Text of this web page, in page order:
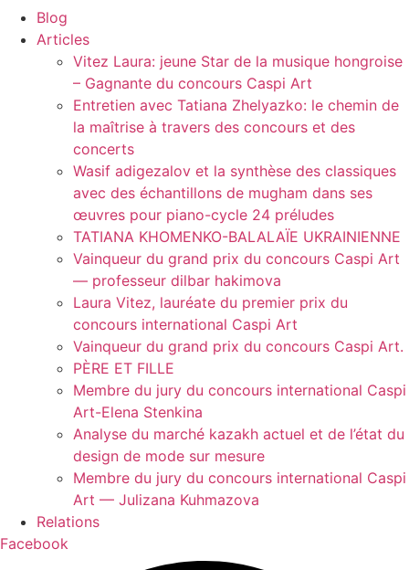
Blog
Articles
Vitez Laura: jeune Star de la musique hongroise
– Gagnante du concours Caspi Art
Entretien avec Tatiana Zhelyazko: le chemin de
la maîtrise à travers des concours et des
concerts
Wasif adigezalov et la synthèse des classiques
avec des échantillons de mugham dans ses
œuvres pour piano-cycle 24 préludes
TATIANA KHOMENKO-BALALAÏE UKRAINIENNE
Vainqueur du grand prix du concours Caspi Art
— professeur dilbar hakimova
Laura Vitez, lauréate du premier prix du
concours international Caspi Art
Vainqueur du grand prix du concours Caspi Art.
PÈRE ET FILLE
Membre du jury du concours international Caspi
Art-Elena Stenkina
Analyse du marché kazakh actuel et de l’état du
design de mode sur mesure
Membre du jury du concours international Caspi
Art — Julizana Kuhmazova
Relations
Facebook